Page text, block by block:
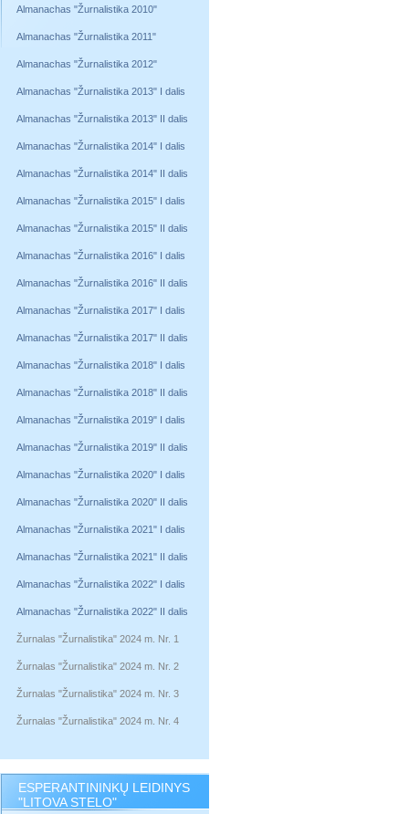
Almanachas "Žurnalistika 2010"
Almanachas "Žurnalistika 2011"
Almanachas "Žurnalistika 2012"
Almanachas "Žurnalistika 2013" I dalis
Almanachas "Žurnalistika 2013" II dalis
Almanachas "Žurnalistika 2014" I dalis
Almanachas "Žurnalistika 2014" II dalis
Almanachas "Žurnalistika 2015" I dalis
Almanachas "Žurnalistika 2015" II dalis
Almanachas "Žurnalistika 2016" I dalis
Almanachas "Žurnalistika 2016" II dalis
Almanachas "Žurnalistika 2017" I dalis
Almanachas "Žurnalistika 2017" II dalis
Almanachas "Žurnalistika 2018" I dalis
Almanachas "Žurnalistika 2018" II dalis
Almanachas "Žurnalistika 2019" I dalis
Almanachas "Žurnalistika 2019" II dalis
Almanachas "Žurnalistika 2020" I dalis
Almanachas "Žurnalistika 2020" II dalis
Almanachas "Žurnalistika 2021" I dalis
Almanachas "Žurnalistika 2021" II dalis
Almanachas "Žurnalistika 2022" I dalis
Almanachas "Žurnalistika 2022" II dalis
Žurnalas "Žurnalistika" 2024 m. Nr. 1
Žurnalas "Žurnalistika" 2024 m. Nr. 2
Žurnalas "Žurnalistika" 2024 m. Nr. 3
Žurnalas "Žurnalistika" 2024 m. Nr. 4
ESPERANTININKŲ LEIDINYS
"LITOVA STELO"